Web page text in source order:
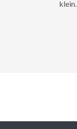
klein.